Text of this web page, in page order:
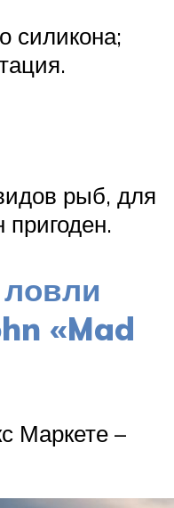
силикона;
рыб, для
пригоден.
«Mad
Маркете –